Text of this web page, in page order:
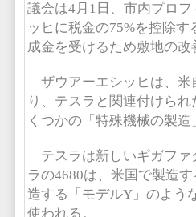
議会は4月1日、市内プロ
ッヒに税金の75%を控除
成金を受けるため敷地の
ザウアーエシッヒは、米
り、テスラと関連付けら
くつかの「特殊機械の製造
テスラは新しいギガファ
ラの4680は、米国で製造
造する「モデルY」のよう
使われる。